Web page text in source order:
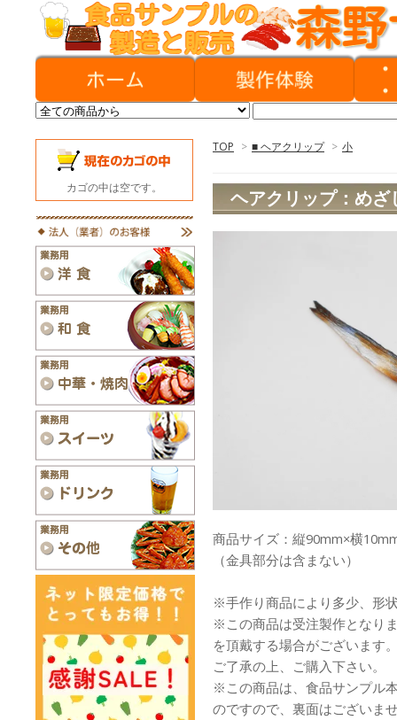
TOP > ■ ヘアクリップ > 小
ヘアクリップ：めざ
商品サイズ：縦90mm×横
（金具部分は含まない）
※手作り商品により多少、形
※この商品は受注製作となり
を頂戴する場合がございます
ご了承の上、ご購入下さい。
※この商品は、食品サンプル
のですので、裏面はございま
カゴの中は空です。